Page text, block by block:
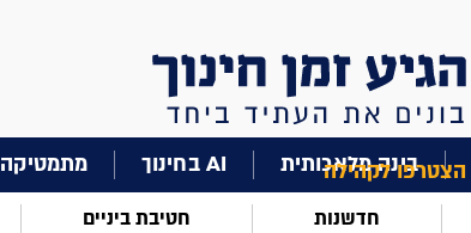
הצטרפו לקהילה
בינה מלאכותית AI בחינוך מתמטיקה
חדשנות חטיבת ביניים